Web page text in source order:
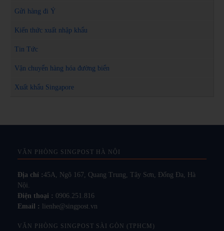
Gửi hàng đi Ý
Kiến thức xuất nhập khẩu
Tin Tức
Vận chuyển hàng hóa đường biển
Xuất khẩu Singapore
VĂN PHÒNG SINGPOST HÀ NỘI
Địa chỉ :45A, Ngõ 167, Quang Trung, Tây Sơn, Đống Đa, Hà
Nội.
Điện thoại : 0906.251.816
Email :
lienhe@singpost.vn
VĂN PHÒNG SINGPOST SÀI GÒN (TPHCM)